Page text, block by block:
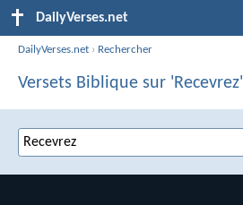
DailyVerses.net
DailyVerses.net › Rechercher
Versets Biblique sur 'Recevrez'